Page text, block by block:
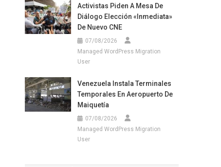
Activistas Piden A Mesa De
Diálogo Elección «inmediata»
De Nuevo CNE
07/08/2026
Managed WordPress Migration
User
Venezuela Instala Terminales
Temporales En Aeropuerto De
Maiquetía
07/08/2026
Managed WordPress Migration
User